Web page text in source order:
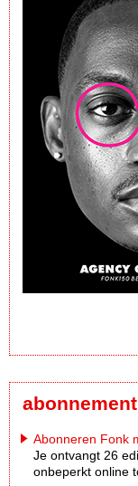
Abonneren Fonk
Je ontvangt 26
onbeperkt online